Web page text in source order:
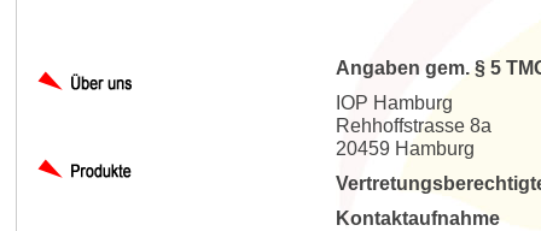
Angaben gem. § 5
IOP Hamburg
Rehhoffstrasse 8a
20459 Hamburg
Kontaktaufnahme